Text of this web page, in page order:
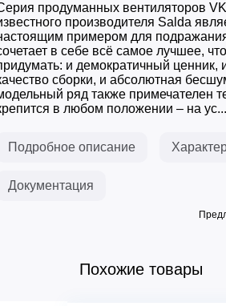
продуманных вентиляторов
производителя Salda
примером для
в себе всё самое лучшее,
и демократичный ценник,
сборки, и абсолютная
ряд также примечателен
в любом положении – на ус...
Подробное описание
Документация
Похожие товары